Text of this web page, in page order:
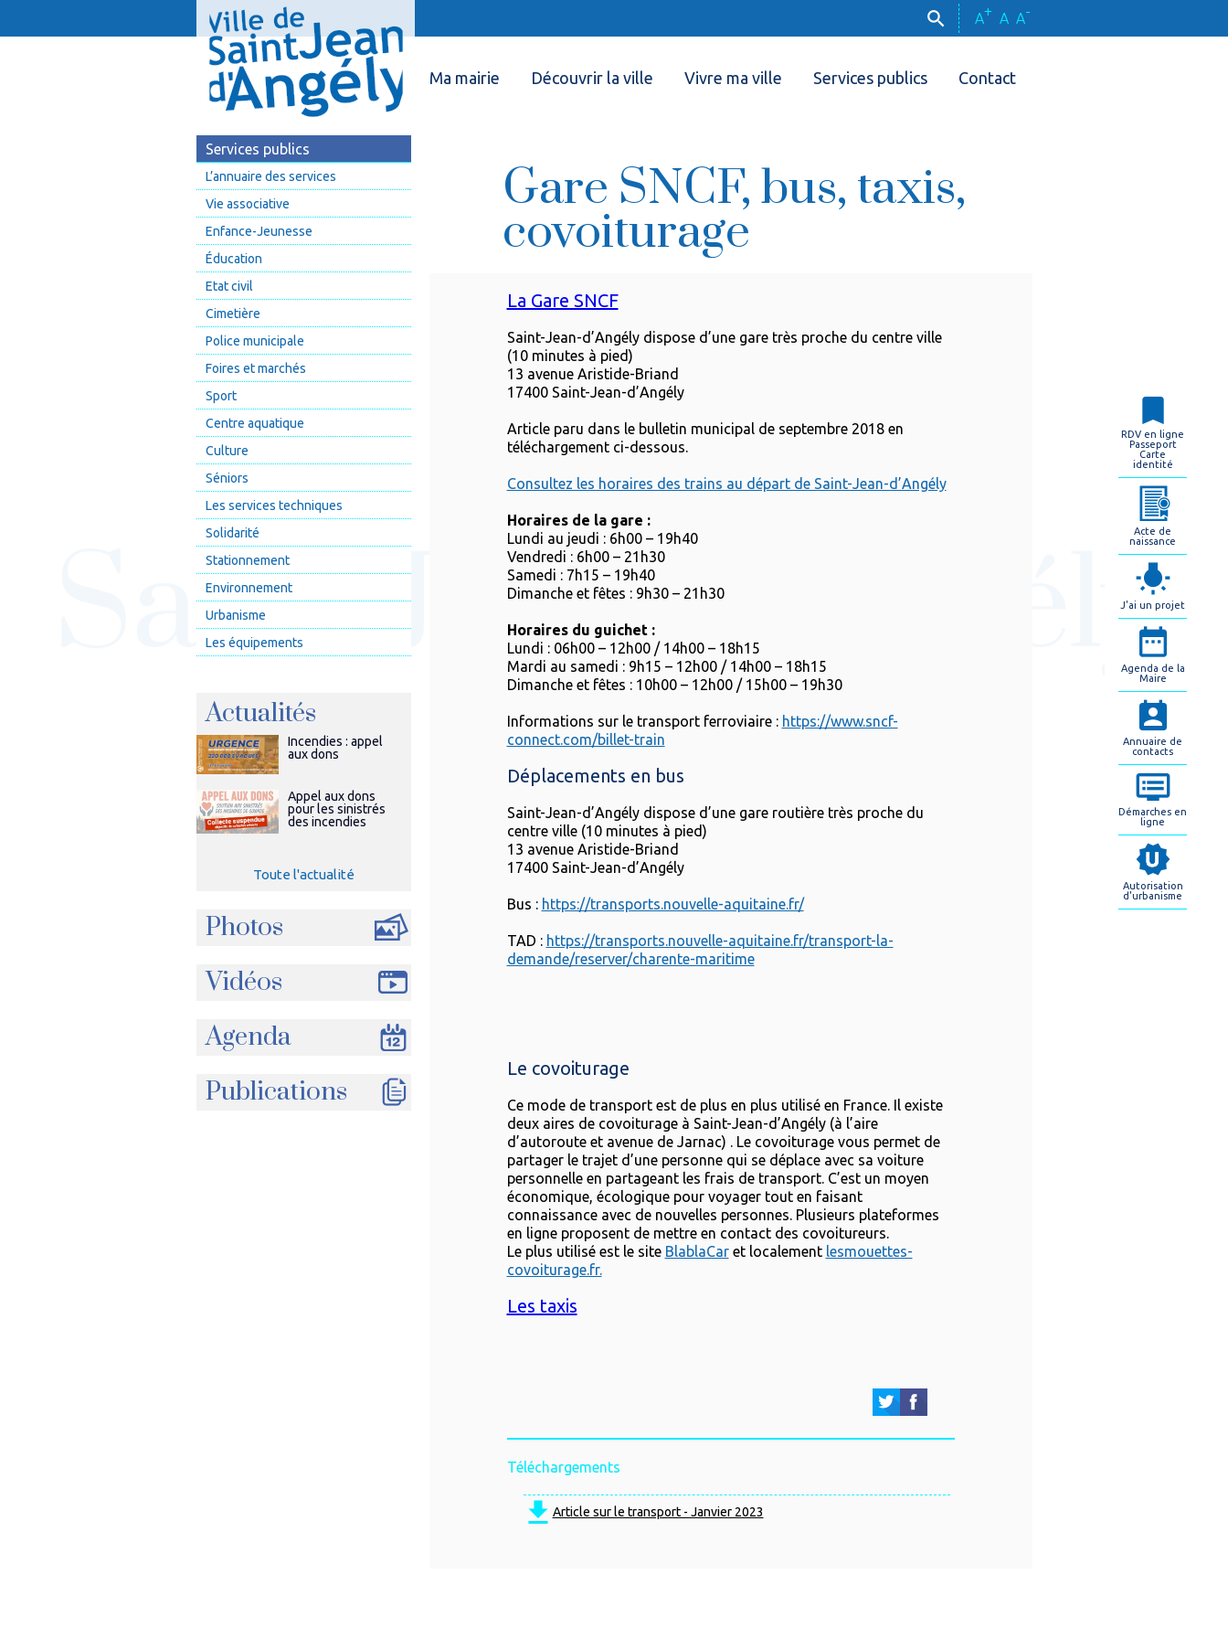
A+ A A-
Ma mairie Découvrir la ville Vivre ma ville Services publics Contact
Services publics
L’annuaire des services
Vie associative
Enfance-Jeunesse
Éducation
Etat civil
Cimetière
Police municipale
Foires et marchés
Sport
Centre aquatique
Culture
Séniors
Les services techniques
Solidarité
Stationnement
Environnement
Urbanisme
Les équipements
Actualités
Incendies : appel
aux dons
Appel aux dons
pour les sinistrés
des incendies
Toute l'actualité
Photos
Vidéos
Agenda
Publications
Gare SNCF, bus, taxis,
covoiturage
La Gare SNCF
Saint-Jean-d’Angély dispose d’une gare très proche du centre ville
(10 minutes à pied)
13 avenue Aristide-Briand
17400 Saint-Jean-d’Angély
Article paru dans le bulletin municipal de septembre 2018 en
téléchargement ci-dessous.
Consultez les horaires des trains au départ de Saint-Jean-d’Angély
Horaires de la gare :
Lundi au jeudi : 6h00 – 19h40
Vendredi : 6h00 – 21h30
Samedi : 7h15 – 19h40
Dimanche et fêtes : 9h30 – 21h30
Horaires du guichet :
Lundi : 06h00 – 12h00 / 14h00 – 18h15
Mardi au samedi : 9h15 – 12h00 / 14h00 – 18h15
Dimanche et fêtes : 10h00 – 12h00 / 15h00 – 19h30
Informations sur le transport ferroviaire : https://www.sncf-
connect.com/billet-train
Déplacements en bus
Saint-Jean-d’Angély dispose d’une gare routière très proche du
centre ville (10 minutes à pied)
13 avenue Aristide-Briand
17400 Saint-Jean-d’Angély
Bus : https://transports.nouvelle-aquitaine.fr/
TAD : https://transports.nouvelle-aquitaine.fr/transport-la-
demande/reserver/charente-maritime
Le covoiturage
Ce mode de transport est de plus en plus utilisé en France. Il existe
deux aires de covoiturage à Saint-Jean-d’Angély (à l’aire
d’autoroute et avenue de Jarnac) . Le covoiturage vous permet de
partager le trajet d’une personne qui se déplace avec sa voiture
personnelle en partageant les frais de transport. C’est un moyen
économique, écologique pour voyager tout en faisant
connaissance avec de nouvelles personnes. Plusieurs plateformes
en ligne proposent de mettre en contact des covoitureurs.
Le plus utilisé est le site BlablaCaret localement lesmouettes-
covoiturage.fr.
Les taxis
Téléchargements
Article sur le transport - Janvier 2023
RDV en ligne
Passeport
Carte
identité
Acte de
naissance
J'ai un projet
Agenda de la
Maire
Annuaire de
contacts
Démarches en
ligne
Autorisation
d'urbanisme